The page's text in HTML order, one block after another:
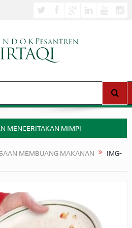
MENCERITAKAN MIMPI
MENJELANG PERANG BADAR
MEMBUANG MAKANAN
IMG-